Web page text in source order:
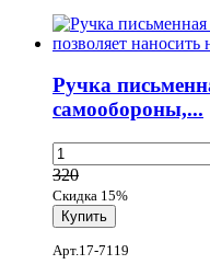
Ручка
самообороны,...
320
Скидка 15%
Арт.17-7119